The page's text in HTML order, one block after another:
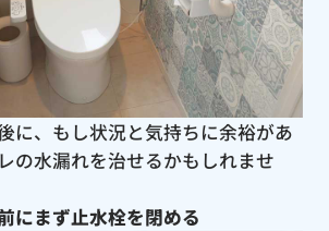
に、もし状況と気持ちに余裕があ
の水漏れを治せるかもしれませ
にまず止水栓を閉める